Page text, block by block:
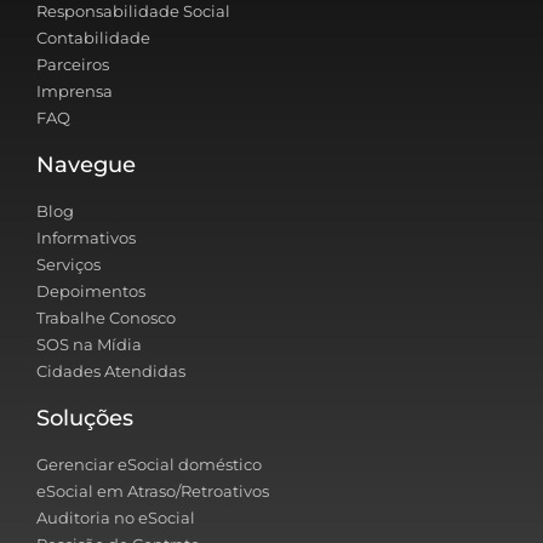
Responsabilidade Social
Contabilidade
Parceiros
Imprensa
FAQ
Navegue
Blog
Informativos
Serviços
Depoimentos
Trabalhe Conosco
SOS na Mídia
Cidades Atendidas
Soluções
Gerenciar eSocial doméstico
eSocial em Atraso/Retroativos
Auditoria no eSocial